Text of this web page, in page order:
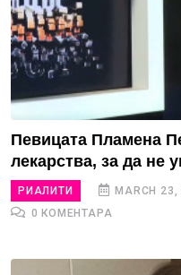
Певицата Пламена
лекарства, за да не
РИАЛИТИ MARCH
0 КОМЕНТАРА